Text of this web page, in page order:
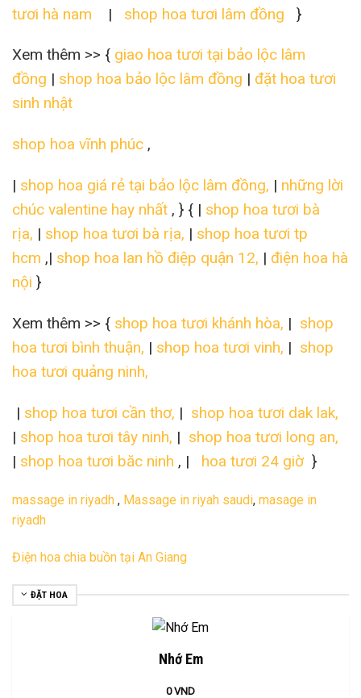
tươi hà nam | shop hoa tươi lâm đồng }
Xem thêm >> { giao hoa tươi tại bảo lộc lâm
đồng | shop hoa bảo lộc lâm đồng | đặt hoa tươi
sinh nhật
shop hoa vĩnh phúc ,
| shop hoa giá rẻ tại bảo lộc lâm đồng, | những lời
chúc valentine hay nhất , } { | shop hoa tươi bà
rịa, | shop hoa tươi bà rịa, | shop hoa tươi tp
hcm ,| shop hoa lan hồ điệp quận 12, | điện hoa hà
nội }
Xem thêm >> { shop hoa tươi khánh hòa, | shop
hoa tươi bình thuận, | shop hoa tươi vinh, | shop
hoa tươi quảng ninh,
| shop hoa tươi cần thơ, | shop hoa tươi dak lak,
| shop hoa tươi tây ninh, | shop hoa tươi long an,
| shop hoa tươi băc ninh , | hoa tươi 24 giờ }
massage in riyadh , Massage in riyah saudi, masage in
riyadh
Điện hoa chia buồn tại An Giang
ĐẶT HOA
Nhớ Em
0VND